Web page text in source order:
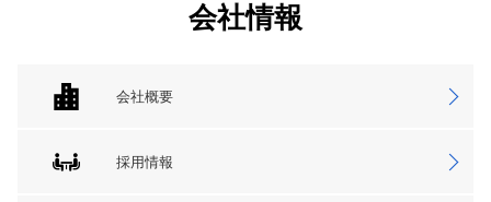
会社情報
会社概要
採用情報